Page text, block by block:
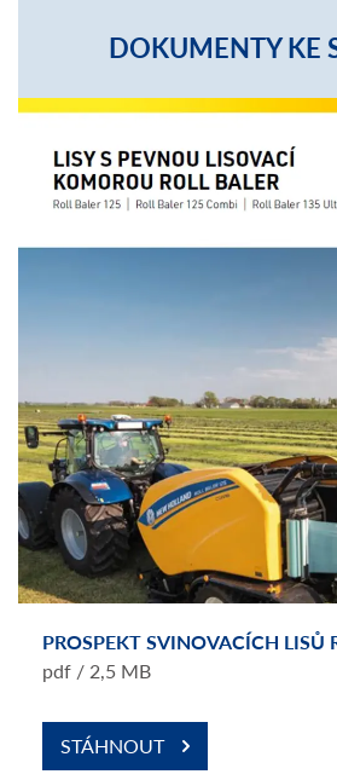
DOKUMENTY KE
PROSPEKT SVINOVACÍCH LISŮ
pdf / 2,5 MB
STÁHNOUT